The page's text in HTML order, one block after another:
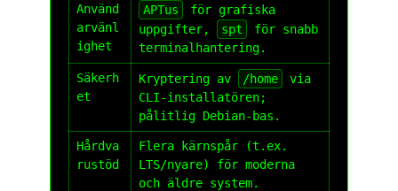
Använd
arvänl
ighet
APTus
för grafiska
uppgifter,
spt
för snabb
terminalhantering.
Säkerh
et
Kryptering av /home
via
CLI-installatören;
pålitlig Debian-bas.
Hårdva
rustöd
Flera kärnspår (t.ex.
LTS/nyare) för moderna
och äldre system.